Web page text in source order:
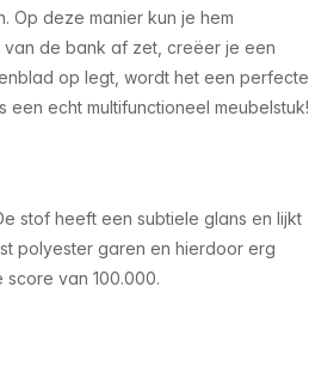
Op deze manier kun je hem
de bank af zet, creëer je een
op legt, wordt het een perfecte
echt multifunctioneel meubelstuk!
stof heeft een subtiele glans en lijkt
polyester garen en hierdoor erg
van 100.000.